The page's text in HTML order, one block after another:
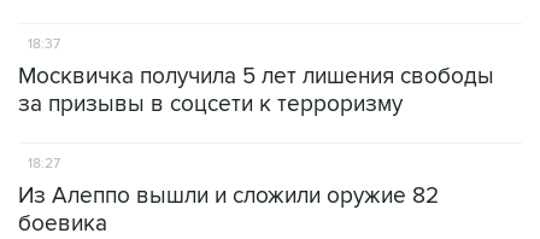
18:37
Москвичка получила 5 лет лишения свободы
за призывы в соцсети к терроризму
18:27
Из Алеппо вышли и сложили оружие 82
боевика